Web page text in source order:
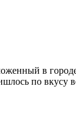
в
по вкусу